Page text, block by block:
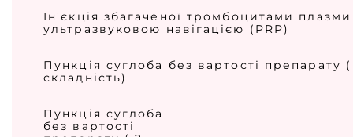
Ін'єкція збагаченої тромбоцитами плазми
ультразвуковою навігацією (PRP)
Пункція суглоба без вартості препарату (
складність)
Пункція суглоба
без вартості